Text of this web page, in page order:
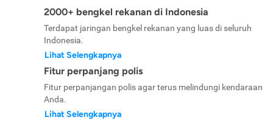
2000+ bengkel rekanan di Indonesia
Terdapat jaringan bengkel rekanan yang luas di seluruh
Indonesia.
Lihat Selengkapnya
Fitur perpanjang polis
Fitur perpanjangan polis agar terus melindungi kendaraan
Anda.
Lihat Selengkapnya